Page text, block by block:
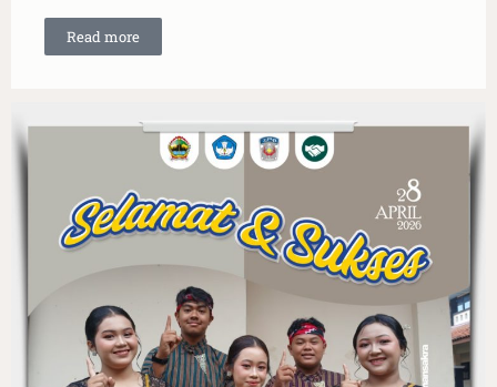
Read more